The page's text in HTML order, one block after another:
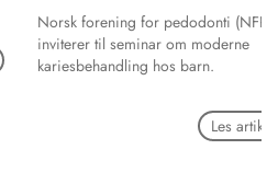
Norsk forening for pedodonti (NFP)
inviterer til seminar om moderne
kariesbehandling hos barn.
Les